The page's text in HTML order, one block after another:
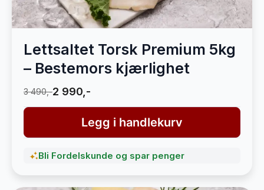
Lettsaltet Torsk Premium 5kg
– Bestemors kjærlighet
3 490,-2 990,-
Legg i handlekurv
Bli Fordelskunde og spar penger